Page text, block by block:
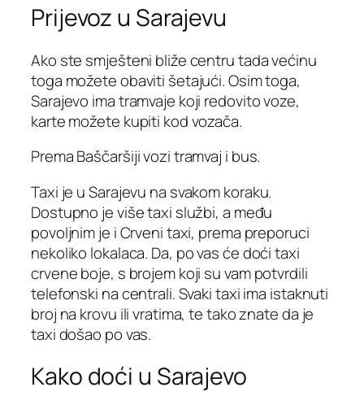
Prijevoz u Sarajevu
Ako ste smješteni bliže centru tada većinu
toga možete obaviti šetajući. Osim toga,
Sarajevo ima tramvaje koji redovito voze,
karte možete kupiti kod vozača.
Prema Baščaršiji vozi tramvaj i bus.
Taxi je u Sarajevu na svakom koraku.
Dostupno je više taxi službi, a među
povoljnim je i Crveni taxi, prema preporuci
nekoliko lokalaca. Da, po vas će doći taxi
crvene boje, s brojem koji su vam potvrdili
telefonski na centrali. Svaki taxi ima istaknuti
broj na krovu ili vratima, te tako znate da je
taxi došao po vas.
Kako doći u Sarajevo